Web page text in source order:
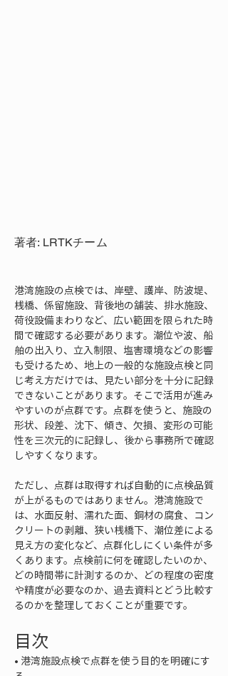
著者: LRTKチーム
港湾施設の点検では、岸壁、護岸、防波堤、
桟橋、係留施設、背後地の舗装、排水施設、
荷役設備まわりなど、広い範囲を限られた時
間で確認する必要があります。潮位や波、船
舶の出入り、立入制限、塩害環境などの影響
も受けるため、地上の一般的な施設点検と同
じ考え方だけでは、見たい部分を十分に記録
できないことがあります。そこで活用が進み
やすいのが点群です。点群を使うと、施設の
形状、段差、沈下、傾き、欠損、変形の可能
性を三次元的に記録し、後から事務所で確認
しやすくなります。
ただし、点群は取得すれば自動的に点検品質
が上がるものではありません。港湾施設で
は、水面反射、濡れた面、鋼材の腐食、コン
クリートの剥離、狭い桟橋下、潮位差による
見え方の変化など、点群化しにくい条件が多
くあります。点検前に何を確認したいのか、
どの時間帯に計測するのか、どの程度の密度
や精度が必要なのか、過去資料とどう比較す
るのかを整理しておくことが重要です。
目次
• 港湾施設点検で点群を使う目的を明確にす